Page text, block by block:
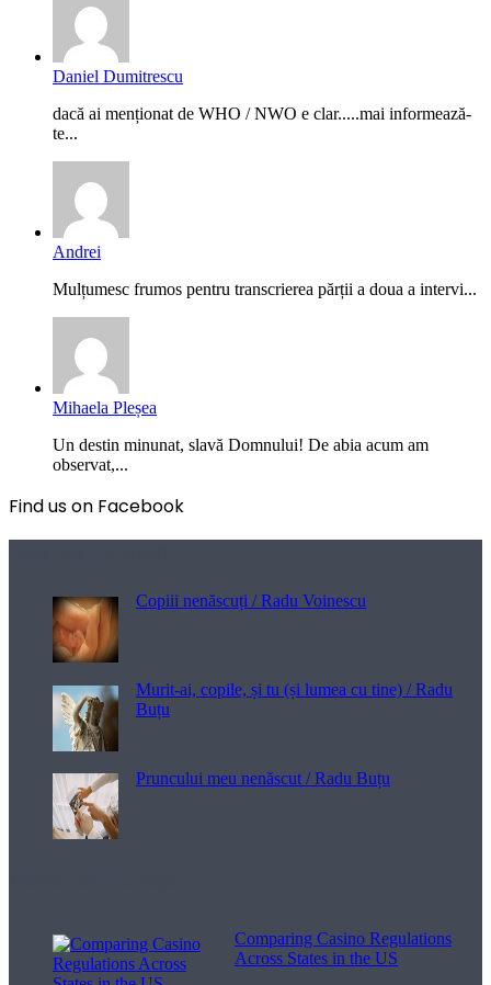
Daniel Dumitrescu
dacă ai menționat de WHO / NWO e clar.....mai informează-
te...
Andrei
Mulțumesc frumos pentru transcrierea părții a doua a intervi...
Mihaela Pleșea
Un destin minunat, slavă Domnului! De abia acum am
observat,...
Find us on Facebook
Copiii nenăscuți / Radu Voinescu
Murit-ai, copile, și tu (și lumea cu tine) / Radu
Buțu
Pruncului meu nenăscut / Radu Buțu
Comparing Casino Regulations
Across States in the US